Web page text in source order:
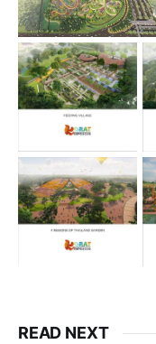
READ NEXT